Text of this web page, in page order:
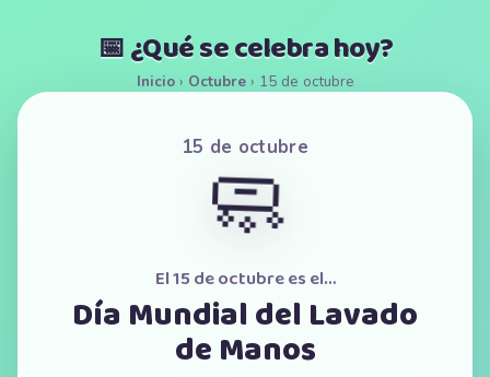
📅 ¿Qué se celebra hoy?
Inicio› Octubre› 15 de octubre
15 de octubre
🧼
El 15 de octubre es el…
Día Mundial del Lavado
de Manos